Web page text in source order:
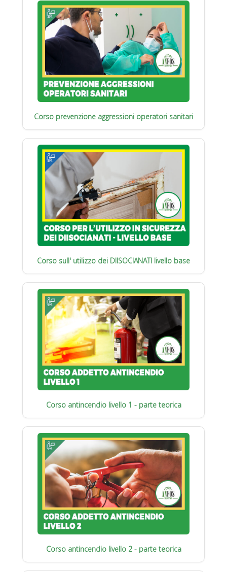
Corso prevenzione aggressioni operatori sanitari
Corso sull' utilizzo dei DIISOCIANATI livello base
Corso antincendio livello 1 - parte teorica
Corso antincendio livello 2 - parte teorica